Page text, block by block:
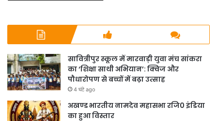
सावित्रीपुर स्कूल में मारवाड़ी युवा मंच सांकरा
का ‘शिक्षा साथी अभियान’: क्विज और
पौधारोपण से बच्चों में बढ़ा उत्साह
4 घंटे ago
अखण्ड भारतीय नामदेव महासभा रजि0 इंडिया
का हुआ विस्तार